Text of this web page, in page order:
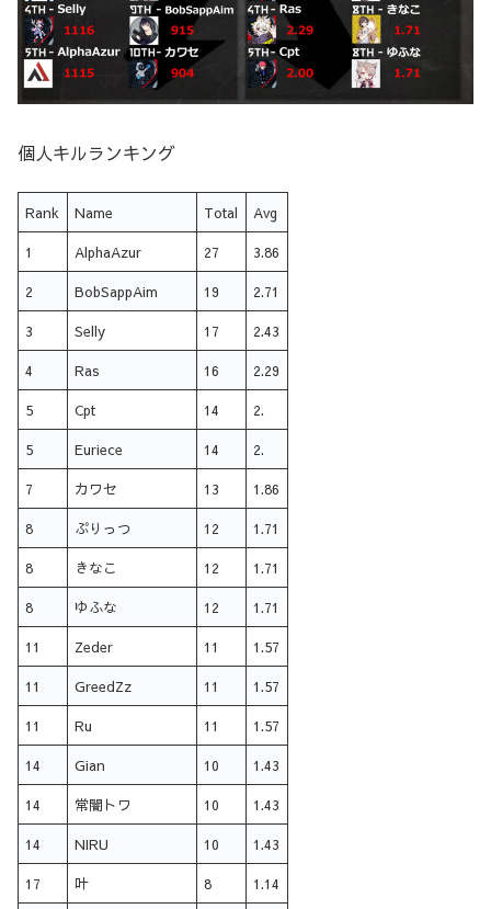
個人キルランキング
Rank Name Total Avg
1 AlphaAzur 27 3.86
2 BobSappAim 19 2.71
3 Selly 17 2.43
4 Ras 16 2.29
5 Cpt 14 2.
5 Euriece 14 2.
7 カワセ 13 1.86
8 ぷりっつ 12 1.71
8 きなこ 12 1.71
8 ゆふな 12 1.71
11 Zeder 11 1.57
11 GreedZz 11 1.57
11 Ru 11 1.57
14 Gian 10 1.43
14 常闇トワ 10 1.43
14 NIRU 10 1.43
17 叶 8 1.14